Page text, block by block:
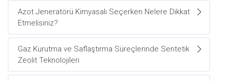
Azot Jeneratörü Kimyasalı Seçerken Nelere Dikkat
Etmelisiniz?
Gaz Kurutma ve Saflaştırma Süreçlerinde Sentetik
Zeolit Teknolojileri